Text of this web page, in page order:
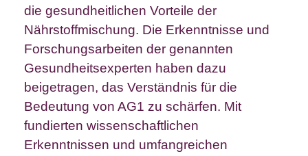
die gesundheitlichen Vorteile der
Nährstoffmischung. Die Erkenntnisse und
Forschungsarbeiten der genannten
Gesundheitsexperten haben dazu
beigetragen, das Verständnis für die
Bedeutung von AG1 zu schärfen. Mit
fundierten wissenschaftlichen
Erkenntnissen und umfangreichen